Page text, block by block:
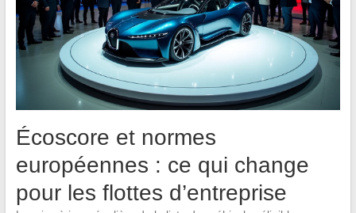
Écoscore et normes
européennes : ce qui change
pour les flottes d’entreprise